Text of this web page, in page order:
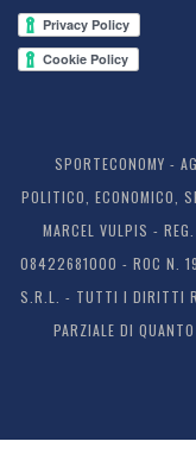
SPORTECONOMY -
POLITICO, ECONOMICO,
MARCEL VULPIS -
08422681000 - ROC N.
S.R.L. - TUTTI I DIRITTI
PARZIALE DI